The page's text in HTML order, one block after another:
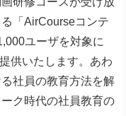
「AirCourseコンテ
ユーザを対象に
供いたします。あわ
社員の教育方法を解
ク時代の社員教育の